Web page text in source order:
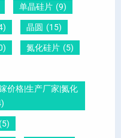
你
说
明
怎
？
晶
单晶硅片 (9)
晶圆 (15)
氮化硅片 (5)
价格|生产厂家|氮化
(5)